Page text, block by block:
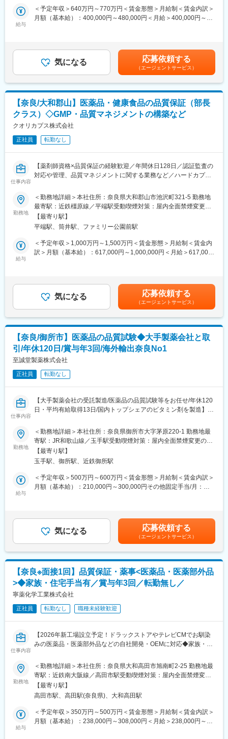
・工場設備の保全計画、新規設備の導入
・機械の改修計画の作成、業者対応
本社工場・各課ごとに20-60名が在籍しており、30代～40代が中
心です。(男女比率8：2程度)
んできました。今では業界品質最高峰の企業として絶大なる信頼
を獲得しています。
◎社員の働きやすさへの投資を惜しまず、改善提案の表彰制度な
ど仕事環境の向上に対して意識高く取り組んでいます。
◎医薬品・ドリンク剤のOEMメーカーとしては、国内トップクラ
スの生産量を誇っています。またODMにも対応しており、様々な
メーカー様の製品に携わって頂けます。
◎ダイドーグループHD100%出資会社で、安定して長期就業が可
能です。
◎持株会や財形貯蓄、人間ドック費用補助等の福利厚生や様々な
■同社に関して：
◎同社はコーヒーや炭酸飲料などでお馴染みの“ダイドードリンコ
株式会社”の設立母体会社で、60年以上にわたり医薬品を中心とす
発、製造に取り組み、ドリンク剤の受託製造トップクラスのシェ
ア率を誇っています。
変更の範囲：会社の定める業務
給与
＜予定年収＞640万円～770万円＜賃金形態＞月給制＜賃金内訳＞
月額（基本給）：400,000円～480,000円＜月給＞400,000円～
気になる 応募依頼する
（エージェントサービス）
【奈良/大和郡山】医薬品・健康食品の品質保証（部長
クラス）◇GMP・品質マネジメントの構築など
クオリカプス株式会社
正社員 転勤なし
仕事内容
【薬剤師資格×品質保証の経験歓迎／年間休日128日／認証監査の
対応や管理、品質マネジメントに関する業務など／ハードカプセ
海外親会社と直接連携し、当社が製造している医薬品・健康食品
用カプセルの工場品質を横断的に統括するポジション。
薬剤師資格・GMP経験を基盤に、品質管理部部長として長期的に
役割を維持しながら活躍できる環境です。
現在は薬事課の課長が部長を兼任しているため、入社後は即戦力
としてこれまでの経験を活かし、マネジメントいただけることを
◇品質・製品安全
・カプセルの製造品質および製品安全性の統括
・顧客対応および品質改善の推進
◇規制対応・品質文化
・GMPおよび各国規制への準拠責任
・当局対応・査察対応の統括
・全社品質文化の推進
◇組織マネジメント
・QA/QC組織の統括・育成
◇パフォーマンス・グローバル連携
・品質KPI管理および改善推進
・グローバル品質方針の実行
■組織構成・レポートライン
・品質保証部（カプセル）約20名体制
- QA課：6名／QC課：約14名／薬事課：1名（いずれも課長含
む）
います。
・レポートライン：日本QA部門（課長→部長）→フランス親会社
・再雇用後も待遇変更なし
※別部署にも60歳以上の管理職が在籍しており、経験を活かして
長期的に組織に貢献できる環境です
■ポジションの魅力
・安定した品質基盤のもと、是正対応に追われず中長期の品質戦
略に注力可能
・国内トップクラスのシェアを背景に、継続的な需要が見込まれ
る領域
■同社について：
の傘下に入りました。
・同社は「製剤関連機械」（国内トップシェア）、「ハードカプ
セル」（医薬品用カプセル世界シェア2位）2本の事業を有してい
るニッチトップなグローバル企業です。
変更の範囲：会社の定める業務
勤務地
＜勤務地詳細＞本社住所：奈良県大和郡山市池沢町321-5 勤務地
最寄駅：近鉄橿原線／平端駅受動喫煙対策：屋内全面禁煙変更の
範囲：会社の定める事業所
【最寄り駅】
平端駅、筒井駅、ファミリー公園前駅
給与
＜予定年収＞1,000万円～1,500万円＜賃金形態＞月給制＜賃金内
訳＞月額（基本給）：617,000円～1,000,000円＜月給＞617,000
までも目安の金額であり、選考を通じて上下する可能性がありま
す。月給(月額)は固定手当を含めた表記です。
気になる 応募依頼する
（エージェントサービス）
【奈良/御所市】医薬品の品質試験◆大手製薬会社と取
引/年休120日/賞与年3回/海外輸出奈良No1
至誠堂製薬株式会社
正社員 転勤なし
仕事内容
【大手製薬会社の受託製造/医薬品の品質試験等をお任せ/年休120
日・平均有給取得13日/国内トップシェアのビタミン剤を製造】
■職務内容：
大手製薬会社からの受託製造を行っている当社にて、医薬品の品
質管理・保証を行っていただきます。
・医薬品及び原材料の各種試験
・分析業務（HPLC、GC、UV、IR、KF水分計、施光度計、粒度
分布計等）
・データ取りまとめ、報告書作成
■組織構成：
薬剤師資格を持つ人員は当社に3名おり、それぞれ品質保証部と開
化のために今回募集しています、
■仕事の魅力・やりがい：
様々な医薬知識（薬剤学、臨床薬理学、分析化学）を活かし、製
剤設計、分析評価法の開発などの臨床開発に関する業務を担当頂
きます。
また、自分が携わった製品が市場に並び、人々の健康に貢献でき
ることに大きな達成感とやりがいを感じます。
■当社について
を持ち、日本の大手製薬会社からの引き合い、海外12か国に製品
を輸出しています。海外取引を早期から始め、今では奈良県での
海外取引実績はNo1となっています。商品の開発から製造まで一
気通貫で行うことが出来る当社で、これまで500種類以上の開発
の売れ筋のビタミン剤などを当社で製造しています。これから
も、お客様へ安心で高品質な製品を届けていきます。
勤務地
＜勤務地詳細＞本社住所：奈良県御所市大字茅原220-1 勤務地最
寄駅：JR和歌山線／玉手駅受動喫煙対策：屋内全面禁煙変更の範
囲：会社の定める事業所
【最寄り駅】
玉手駅、御所駅、近鉄御所駅
給与
＜予定年収＞500万円～600万円＜賃金形態＞月給制＜賃金内訳＞
月額（基本給）：210,000円～300,000円その他固定手当/月：
する可能性があります。月給(月額)は固定手当を含めた表記です。
気になる 応募依頼する
（エージェントサービス）
【奈良※面接1回】品質保証・薬事<医薬品・医薬部外品
>◆家族・住宅手当有／賞与年3回／転勤無し／
寧薬化学工業株式会社
正社員 転勤なし 職種未経験歓迎
仕事内容
【2026年新工場設立予定！ドラックストアやテレビCMでお馴染
みの医薬品・医薬部外品などの自社開発・OEMに対応◆家族・住
■採用背景：
業務拡大に伴い、26年度に新工場を設立予定です。そのため今回
は増員募集を行い、組織の体制強化を図ります。
■業務内容：
医薬品及び医薬部外品の製造及び販売を行っている当社にて、以
勤務地
＜勤務地詳細＞本社住所：奈良県大和高田市旭南町2-25 勤務地最
寄駅：近鉄南大阪線／高田市駅受動喫煙対策：屋内全面禁煙変更
の範囲：会社の定める事業所
【最寄り駅】
高田市駅、高田駅(奈良県)、大和高田駅
給与
＜予定年収＞350万円～500万円＜賃金形態＞月給制＜賃金内訳＞
月額（基本給）：238,000円～308,000円＜月給＞238,000円～